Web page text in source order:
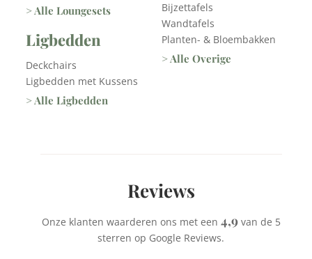
> Alle Loungesets
Ligbedden
Deckchairs
Ligbedden met Kussens
> Alle Ligbedden
Bijzettafels
Wandtafels
Planten- & Bloembakken
> Alle Overige
Reviews
Onze klanten waarderen ons met een 4,9van de 5
sterren op Google Reviews.